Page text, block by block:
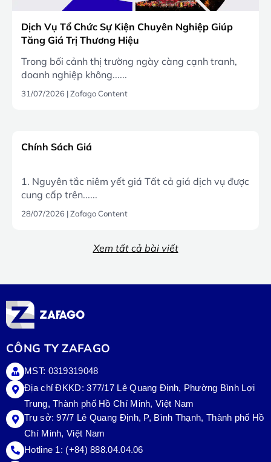
Dịch Vụ Tổ Chức Sự Kiện Chuyên Nghiệp Giúp
Tăng Giá Trị Thương Hiệu
Trong bối cảnh thị trường ngày càng cạnh tranh,
doanh nghiệp không......
31/07/2026 |Zafago Content
Chính Sách Giá
1. Nguyên tắc niêm yết giá Tất cả giá dịch vụ được
cung cấp trên......
28/07/2026 |Zafago Content
Xem tất cả bài viết
CÔNG TY ZAFAGO
MST: 0319319048
Địa chỉ ĐKKD: 377/17 Lê Quang Định, Phường Bình Lợi
Trung, Thành phố Hồ Chí Minh, Việt Nam
Trụ sở:97/7 Lê Quang Định, P, Bình Thạnh, Thành phố Hồ
Chí Minh, Việt Nam
Hotline 1: (+84) 888.04.04.06